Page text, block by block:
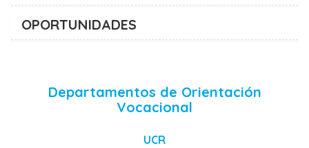
OPORTUNIDADES
Departamentos de Orientación
Vocacional
UCR